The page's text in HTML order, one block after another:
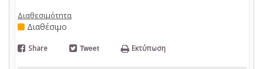
Διαθεσιμότητα
Διαθέσιμο
Share Tweet Εκτύπωση